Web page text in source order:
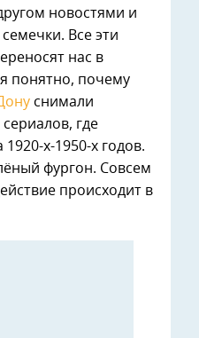
новостями и
Все эти
нас в
понятно, почему
снимали
где
х-1950-х годов.
фургон. Совсем
происходит в